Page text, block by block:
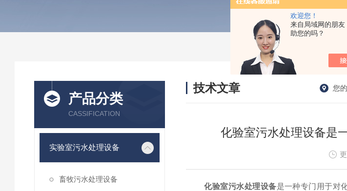
欢迎您！
来自局域网的朋
助您的吗？
产品分类
CASSIFICATION
实验室污水处理设备
畜牧污水处理设备
技术文章 您
化验室污水处理设备是
化验室污水处理设备是一种专门用于对